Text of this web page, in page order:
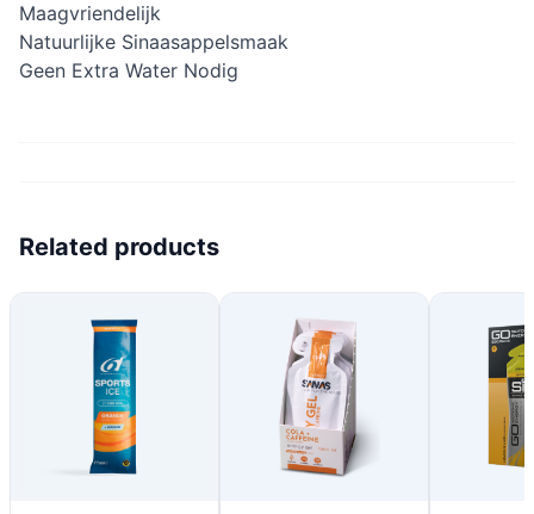
Maagvriendelijk
Natuurlijke Sinaasappelsmaak
Geen Extra Water Nodig
Related products